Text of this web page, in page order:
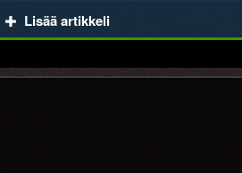
Lisää artikkeli